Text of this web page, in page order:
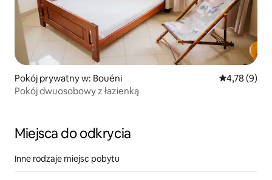
Pokój prywatny w: Bouéni Średnia
4,78 (9)
Pokój dwuosobowy z łazienką
Miejsca do odkrycia
Inne rodzaje miejsc pobytu